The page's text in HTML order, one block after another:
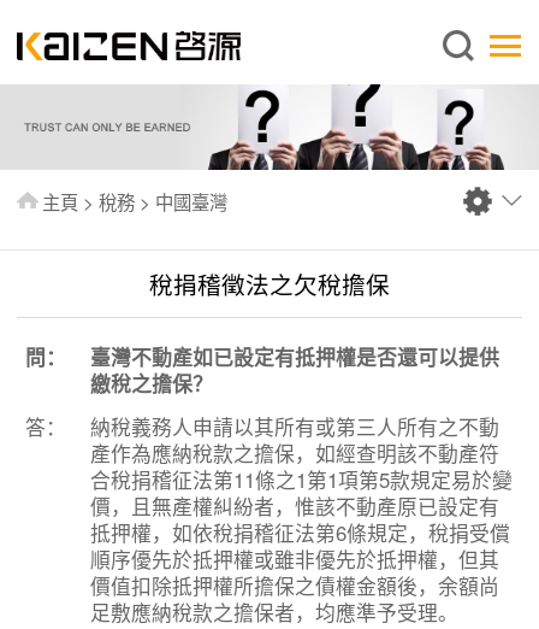
繁體中文
關於啓源
服務範圍
出版刊物
常見問題
聯絡我們
主頁 > 稅務 > 中國臺灣
稅捐稽徵法之欠稅擔保
問：
臺灣不動產如已設定有抵押權是否還可以提供
繳稅之擔保？
答：
納稅義務人申請以其所有或第三人所有之不動
產作為應納稅款之擔保，如經查明該不動產符
合稅捐稽征法第11條之1第1項第5款規定易於變
價，且無產權糾紛者，惟該不動產原已設定有
抵押權，如依稅捐稽征法第6條規定，稅捐受償
順序優先於抵押權或雖非優先於抵押權，但其
價值扣除抵押權所擔保之債權金額後，余額尚
足敷應納稅款之擔保者，均應準予受理。